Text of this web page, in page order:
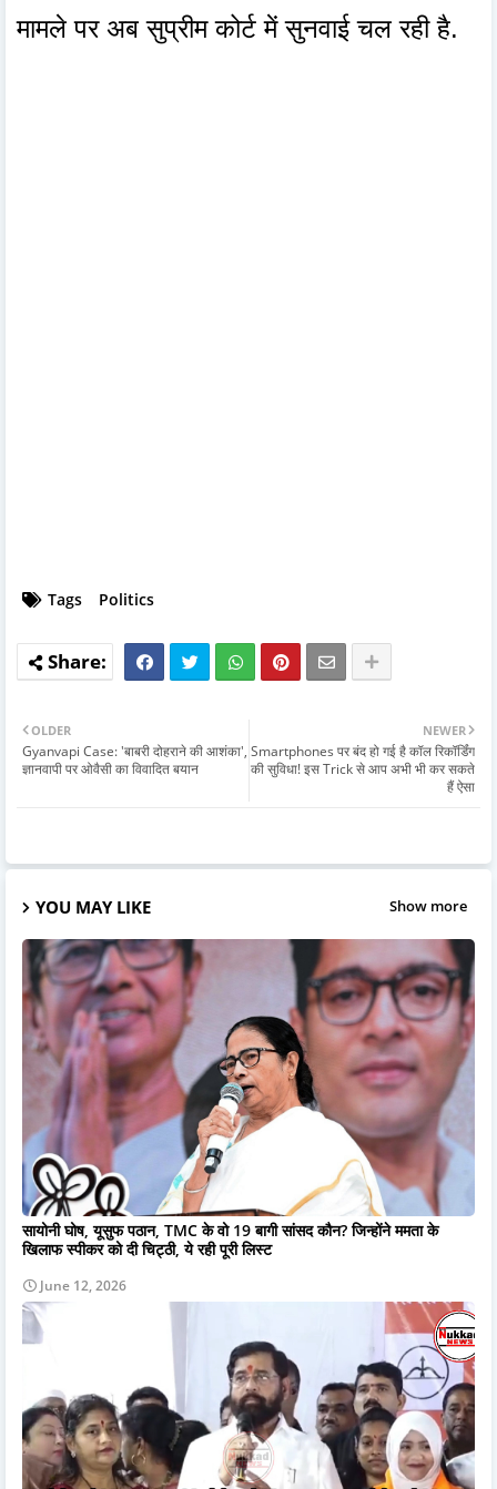
मामले पर अब सुप्रीम कोर्ट में सुनवाई चल रही है.
Tags Politics
NEWER
Smartphones पर बंद हो गई है कॉल रिकॉर्डिंग
की सुविधा! इस Trick से आप अभी भी कर सकते
हैं ऐसा
OLDER
Gyanvapi Case: 'बाबरी दोहराने की आशंका',
ज्ञानवापी पर ओवैसी का विवादित बयान
YOU MAY LIKE Show more
सायोनी घोष, यूसुफ पठान, TMC के वो 19 बागी सांसद कौन? जिन्होंने ममता के
खिलाफ स्पीकर को दी चिट्ठी, ये रही पूरी लिस्ट
June 12, 2026